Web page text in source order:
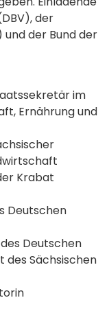
der
der Bund der
im
Ernährung und
Krabat
Deutschen
Deutschen
des Sächsischen